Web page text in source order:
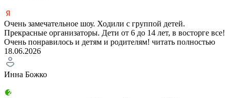
Очень замечательное шоу. Ходили с группой детей.
Прекрасные организаторы. Дети от 6 до 14 лет, в восторге все!
Очень понравилось и детям и родителям! читать полностью
18.06.2026
Инна Божко